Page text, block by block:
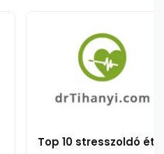
Top 10 stresszoldó étel